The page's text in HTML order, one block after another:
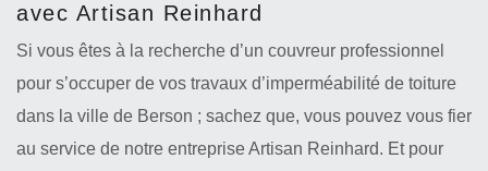
avec Artisan Reinhard
Si vous êtes à la recherche d’un couvreur professionnel
pour s’occuper de vos travaux d’imperméabilité de toiture
dans la ville de Berson ; sachez que, vous pouvez vous fier
au service de notre entreprise Artisan Reinhard. Et pour